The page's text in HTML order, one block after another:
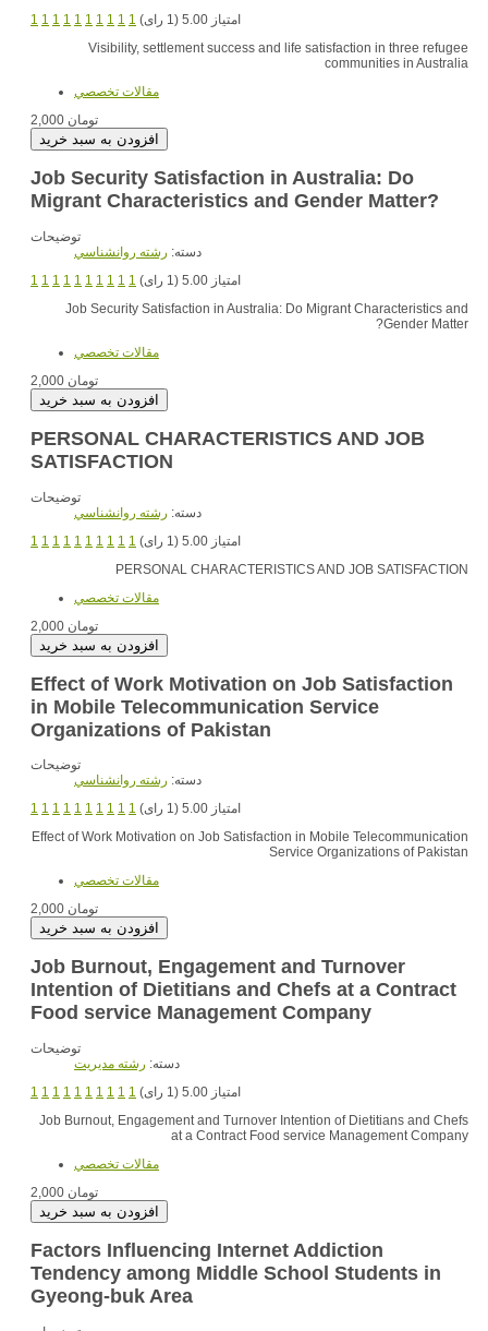
1 1 1 1 1 1 1 1 1 1
امتیاز 5.00 (1 رای)
Visibility, settlement success and life satisfaction in three refugee
communities in Australia
مقالات تخصصي
2,000 تومان
Job Security Satisfaction in Australia: Do
Migrant Characteristics and Gender Matter?
توضیحات
دسته: رشته روانشناسي
1 1 1 1 1 1 1 1 1 1
امتیاز 5.00 (1 رای)
Job Security Satisfaction in Australia: Do Migrant Characteristics and
Gender Matter?
مقالات تخصصي
2,000 تومان
PERSONAL CHARACTERISTICS AND JOB
SATISFACTION
توضیحات
دسته: رشته روانشناسي
1 1 1 1 1 1 1 1 1 1
امتیاز 5.00 (1 رای)
PERSONAL CHARACTERISTICS AND JOB SATISFACTION
مقالات تخصصي
2,000 تومان
Effect of Work Motivation on Job Satisfaction
in Mobile Telecommunication Service
Organizations of Pakistan
توضیحات
دسته: رشته روانشناسي
1 1 1 1 1 1 1 1 1 1
امتیاز 5.00 (1 رای)
Effect of Work Motivation on Job Satisfaction in Mobile Telecommunication
Service Organizations of Pakistan
مقالات تخصصي
2,000 تومان
Job Burnout, Engagement and Turnover
Intention of Dietitians and Chefs at a Contract
Food service Management Company
توضیحات
دسته: رشته مديريت
1 1 1 1 1 1 1 1 1 1
امتیاز 5.00 (1 رای)
Job Burnout, Engagement and Turnover Intention of Dietitians and Chefs
at a Contract Food service Management Company
مقالات تخصصي
2,000 تومان
Factors Influencing Internet Addiction
Tendency among Middle School Students in
Gyeong-buk Area